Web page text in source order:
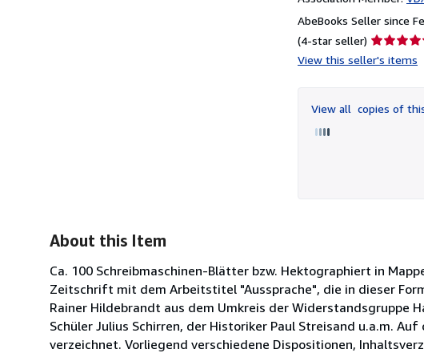
AbeBooks Seller since
(4-star seller) Seller
rating
of
5
View this seller's items
View all copies of
About this Item
Ca. 100 Schreibmaschinen-Blätter bzw. Hektographiert in
Zeitschrift mit dem Arbeitstitel "Aussprache", die in dieser
Rainer Hildebrandt aus dem Umkreis der Widerstandsgruppe
Schüler Julius Schirren, der Historiker Paul Streisand u.a.m.
verzeichnet. Vorliegend verschiedene Dispositionen,